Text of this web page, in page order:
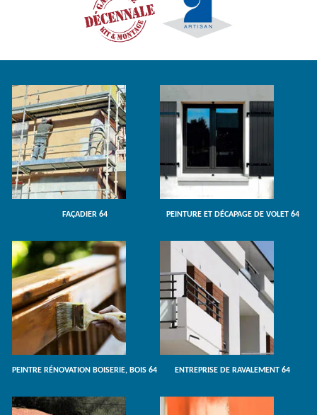
FAÇADIER 64 PEINTURE ET DÉCAPAGE DE VOLET 64
PEINTRE RÉNOVATION BOISERIE, BOIS 64 ENTREPRISE DE RAVALEMENT 64